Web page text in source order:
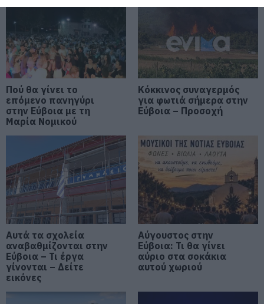
μωβ- ροζ το δημαρχείο στην
παραλία
10.08.2026 | 10:40
Έκτακτη διακοπή νερού στους
Ωρεούς Ευβοίας
10.08.2026 | 10:20
Ελεγκτές της ΑΑΔΕ κατέσχεσαν
σχεδόν 1300 φιάλλες παράνομου
ψυκτικού υγρού φρέον (εικόνες)
10.08.2026 | 10:00
Μεγάλο βήμα για την υγεία στη
Βόρεια Εύβοια
10.08.2026 | 09:40
Εορτολόγιο: Ποιοι γιορτάζουν
σήμερα, Δευτέρα 10 Αυγούστου
10.08.2026 | 09:20
Πού θα γίνει το
επόμενο πανηγύρι
στην Εύβοια με τη
Μαρία Νομικού
Κόκκινος συναγερμός
για φωτιά σήμερα στην
Εύβοια – Προσοχή
Αυτά τα σχολεία
αναβαθμίζονται στην
Εύβοια – Τι έργα
γίνονται – Δείτε
εικόνες
Αύγουστος στην
Εύβοια: Τι θα γίνει
αύριο στα σοκάκια
αυτού χωριού